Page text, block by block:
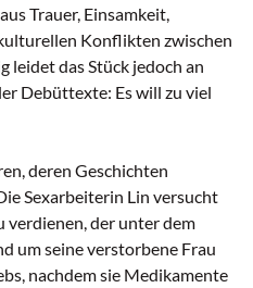
Trauer, Einsamkeit,
Konflikten zwischen
leidet das Stück jedoch an
Debüttexte: Es will zu viel
deren Geschichten
Sexarbeiterin Lin versucht
verdienen, der unter dem
um seine verstorbene Frau
nachdem sie Medikamente